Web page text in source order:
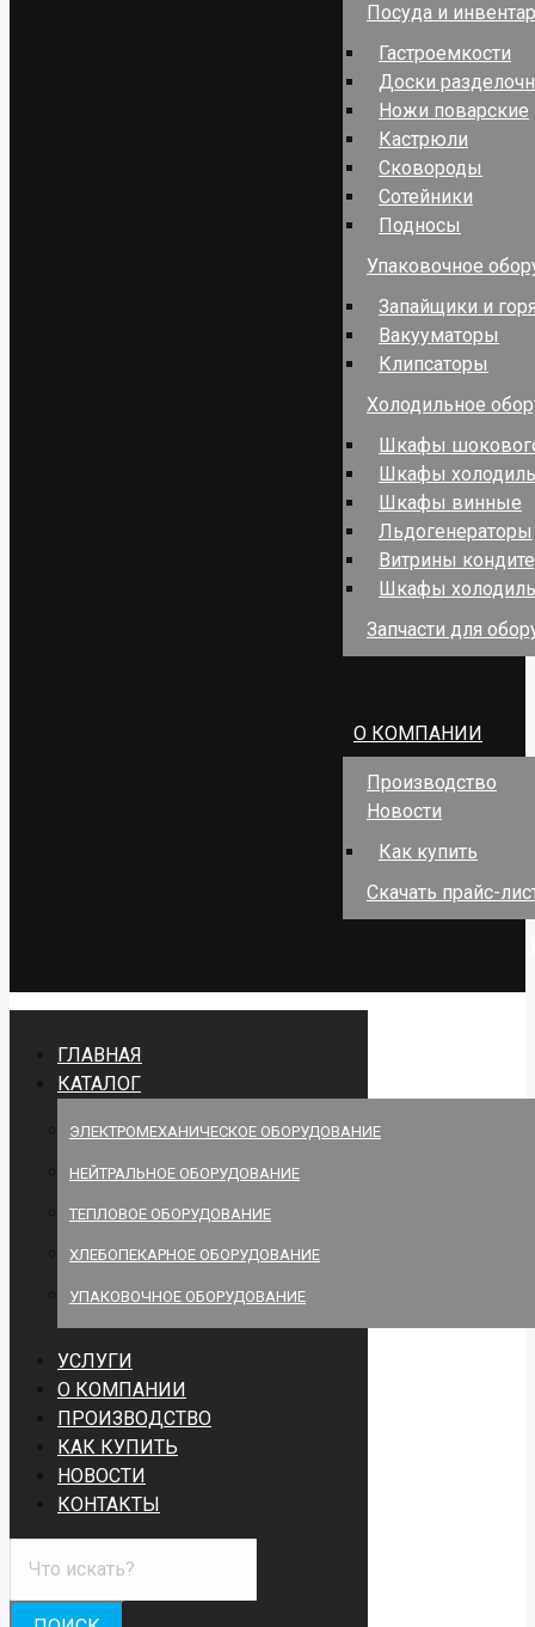
Посуда и
Гастроемкости
Доски
Ножи поварские
Кастрюли
Сковороды
Сотейники
Подносы
Упаковочное
Запайщики и
Вакууматоры
Клипсаторы
Холодильное
Шкафы
Шкафы
Шкафы винные
Льдогенераторы
Витрины
Шкафы
Запчасти для
О КОМПАНИИ
Производство
Новости
Как купить
Скачать прайс-
ГЛАВНАЯ
КАТАЛОГ
ЭЛЕКТРОМЕХАНИЧЕСКОЕ ОБОРУДОВАНИЕ
НЕЙТРАЛЬНОЕ ОБОРУДОВАНИЕ
ТЕПЛОВОЕ ОБОРУДОВАНИЕ
ХЛЕБОПЕКАРНОЕ ОБОРУДОВАНИЕ
УПАКОВОЧНОЕ ОБОРУДОВАНИЕ
УСЛУГИ
О КОМПАНИИ
ПРОИЗВОДСТВО
КАК КУПИТЬ
НОВОСТИ
КОНТАКТЫ